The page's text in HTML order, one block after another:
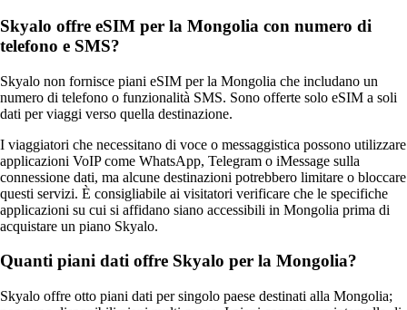
Skyalo offre eSIM per la Mongolia con numero di
telefono e SMS?
Skyalo non fornisce piani eSIM per la Mongolia che includano un
numero di telefono o funzionalità SMS. Sono offerte solo eSIM a soli
dati per viaggi verso quella destinazione.
I viaggiatori che necessitano di voce o messaggistica possono utilizzare
applicazioni VoIP come WhatsApp, Telegram o iMessage sulla
connessione dati, ma alcune destinazioni potrebbero limitare o bloccare
questi servizi. È consigliabile ai visitatori verificare che le specifiche
applicazioni su cui si affidano siano accessibili in Mongolia prima di
acquistare un piano Skyalo.
Quanti piani dati offre Skyalo per la Mongolia?
Skyalo offre otto piani dati per singolo paese destinati alla Mongolia;